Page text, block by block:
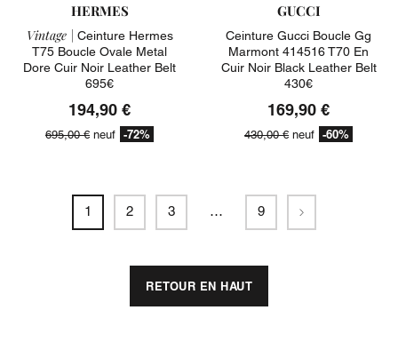
HERMES
Vintage | Ceinture Hermes
T75 Boucle Ovale Metal
Dore Cuir Noir Leather Belt
695€
194,90 €
695,00 € neuf -72%
GUCCI
Ceinture Gucci Boucle Gg
Marmont 414516 T70 En
Cuir Noir Black Leather Belt
430€
169,90 €
430,00 € neuf -60%
1 2 3 … 9 Suivant
RETOUR EN HAUT